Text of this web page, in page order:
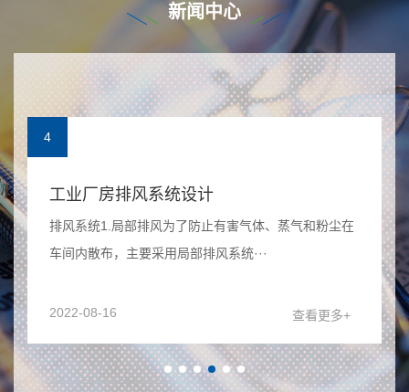
新闻中心
4
工业厂房排风系统设计
排风系统1.局部排风为了防止有害气体、蒸气和粉尘在
车间内散布，主要采用局部排风系统···
2022-08-16 查看更多+